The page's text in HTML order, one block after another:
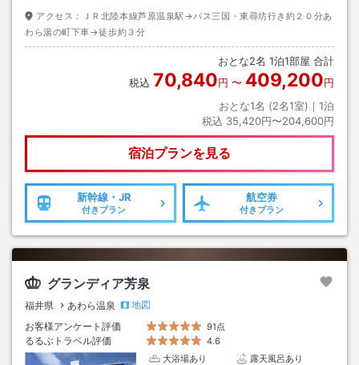
アクセス：
ＪＲ北陸本線芦原温泉駅→バス三国・東尋坊行き約２０分あ
わら湯の町下車→徒歩約３分
おとな2名 1泊1部屋 合計
税込 70,840円 〜 409,200円
おとな1名 (2名1室)｜ 1泊
税込 35,420円〜204,600円
宿泊プランを見る
新幹線・JR
付きプラン
航空券
付きプラン
グランディア芳泉
福井県 あわら温泉
地図
お客様アンケート評価
91点
るるぶトラベル評価
4.6
大浴場あり
露天風呂あり